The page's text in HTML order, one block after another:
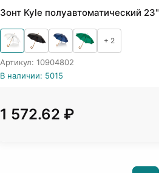
Зонт Kyle полуавтоматический 23"
+ 2
Артикул: 10904802
В наличии: 5015
1 572.62 ₽